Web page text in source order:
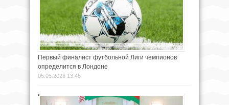
Первый финалист футбольной Лиги чемпионов
определится в Лондоне
05.05.2026 13:45